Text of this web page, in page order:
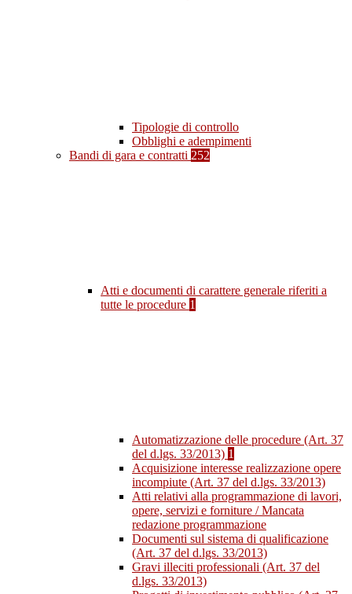
Tipologie di controllo
Obblighi e adempimenti
Bandi di gara e contratti 252
Atti e documenti di carattere generale riferiti a
tutte le procedure 1
Automatizzazione delle procedure (Art. 37
del d.lgs. 33/2013) 1
Acquisizione interesse realizzazione opere
incompiute (Art. 37 del d.lgs. 33/2013)
Atti relativi alla programmazione di lavori,
opere, servizi e forniture / Mancata
redazione programmazione
Documenti sul sistema di qualificazione
(Art. 37 del d.lgs. 33/2013)
Gravi illeciti professionali (Art. 37 del
d.lgs. 33/2013)